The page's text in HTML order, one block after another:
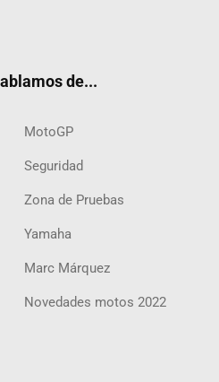
de...
MotoGP
Seguridad
Zona de Pruebas
Yamaha
Marc Márquez
Novedades motos 2022